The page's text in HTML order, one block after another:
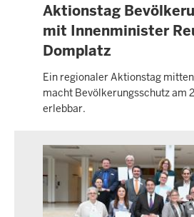
PRESSEMITTEILUNG
Aktionstag
mit Innenminister
Domplatz
Ein regionaler Aktionstag
macht Bevölkerungsschutz am
erlebbar.